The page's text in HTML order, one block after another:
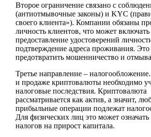
Второе ограничение связано с
(антиотмывочные законы) и KYC
своего клиента»). Компании обязаны
личность клиентов, что может включать
предоставление удостоверений
подтверждение адреса проживания. Это
предотвратить мошенничество и
Третье направление –
и продаже криптовалюты необходимо
налоговые последствия. Криптовалюта
рассматривается как актив, а значит,
прибыльные операции подлежат
Для физических лиц это может означать
налогов на прирост капитала.